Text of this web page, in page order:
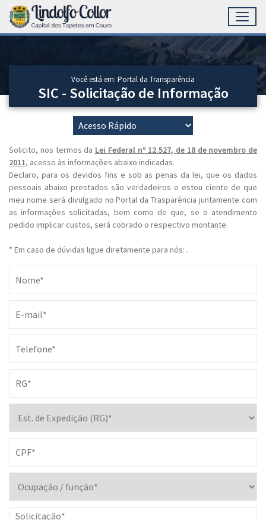
Ir para conteúdo principal
Conteúdo Principal
Você está em: Portal da Transparência
SIC - Solicitação de Informação
Solicito, nos termos da Lei Federal nº 12.527, de 18 de novembro de
2011, acesso às informações abaixo indicadas.
Declaro, para os devidos fins e sob as penas da lei, que os dados
pessoais abaixo prestados são verdadeiros e estou ciente de que
meu nome será divulgado no Portal da Trasparência juntamente com
as informações solicitadas, bem como de que, se o atendimento
pedido implicar custos, será cobrado o respectivo montante.
* Em caso de dúvidas ligue diretamente para nós: .